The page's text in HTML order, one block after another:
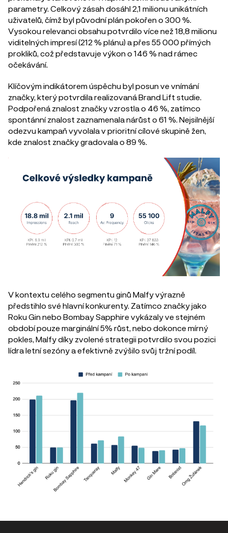
parametry. Celkový zásah dosáhl 2,1 milionu unikátních
uživatelů, čímž byl původní plán pokořen o 300 %.
Vysokou relevanci obsahu potvrdilo více než 18,8 milionu
viditelných impresí (212 % plánu) a přes 55 000 přímých
prokliků, což představuje výkon o 146 % nad rámec
očekávání.
Klíčovým indikátorem úspěchu byl posun ve vnímání
značky, který potvrdila realizovaná Brand Lift studie.
Podpořená znalost značky vzrostla o 46 %, zatímco
spontánní znalost zaznamenala nárůst o 61 %. Nejsilnější
odezvu kampaň vyvolala v prioritní cílové skupině žen,
kde znalost značky gradovala o 89 %.
V kontextu celého segmentu ginů Malfy výrazně
předstihlo své hlavní konkurenty. Zatímco značky jako
Roku Gin nebo Bombay Sapphire vykázaly ve stejném
období pouze marginální 5% růst, nebo dokonce mírný
pokles, Malfy díky zvolené strategii potvrdilo svou pozici
lídra letní sezóny a efektivně zvýšilo svůj tržní podíl.